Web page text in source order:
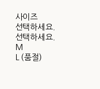
사이즈
선택하세요.
선택하세요.
M
L (품절)